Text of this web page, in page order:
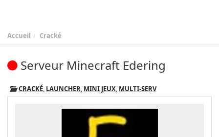
Accueil Cracké
Serveur Minecraft Edering
CRACKÉ, LAUNCHER, MINI JEUX, MULTI-SERV